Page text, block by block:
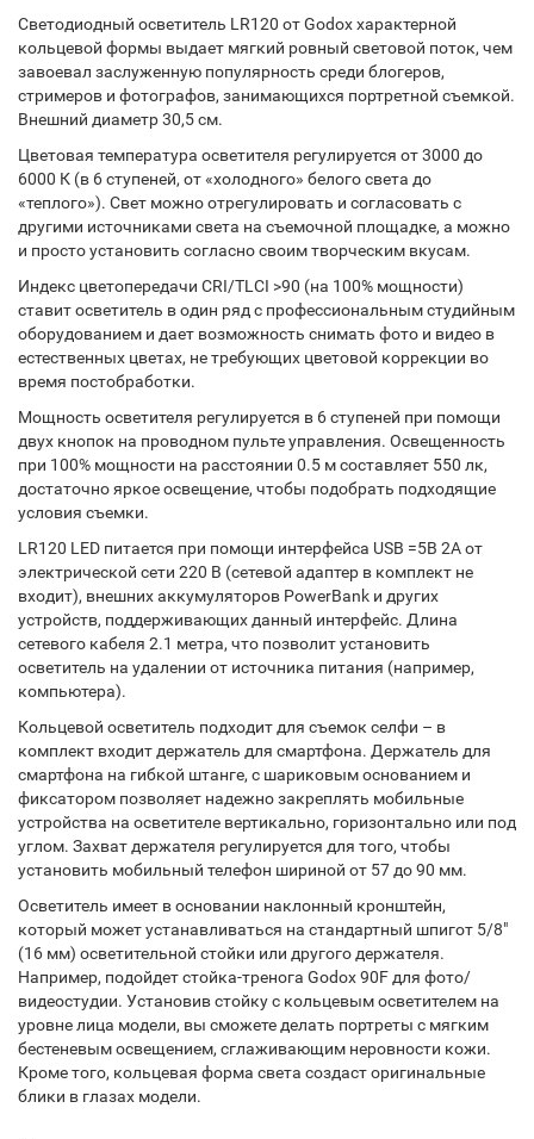
Светодиодный осветитель LR120 от Godox характерной
кольцевой формы выдает мягкий ровный световой поток, чем
завоевал заслуженную популярность среди блогеров,
стримеров и фотографов, занимающихся портретной съемкой.
Внешний диаметр 30,5 см.
Цветовая температура осветителя регулируется от 3000 до
6000 К (в 6 ступеней, от «холодного» белого света до
«теплого»). Свет можно отрегулировать и согласовать с
другими источниками света на съемочной площадке, а можно
и просто установить согласно своим творческим вкусам.
Индекс цветопередачи CRI/TLCI >90 (на 100% мощности)
ставит осветитель в один ряд с профессиональным студийным
оборудованием и дает возможность снимать фото и видео в
естественных цветах, не требующих цветовой коррекции во
время постобработки.
Мощность осветителя регулируется в 6 ступеней при помощи
двух кнопок на проводном пульте управления. Освещенность
при 100% мощности на расстоянии 0.5 м составляет 550 лк,
достаточно яркое освещение, чтобы подобрать подходящие
условия съемки.
LR120 LED питается при помощи интерфейса USB =5В 2A от
электрической сети 220 В (сетевой адаптер в комплект не
входит), внешних аккумуляторов PowerBank и других
устройств, поддерживающих данный интерфейс. Длина
сетевого кабеля 2.1 метра, что позволит установить
осветитель на удалении от источника питания (например,
компьютера).
Кольцевой осветитель подходит для съемок селфи – в
комплект входит держатель для смартфона. Держатель для
смартфона на гибкой штанге, с шариковым основанием и
фиксатором позволяет надежно закреплять мобильные
устройства на осветителе вертикально, горизонтально или под
углом. Захват держателя регулируется для того, чтобы
установить мобильный телефон шириной от 57 до 90 мм.
Осветитель имеет в основании наклонный кронштейн,
который может устанавливаться на стандартный шпигот 5/8"
(16 мм) осветительной стойки или другого держателя.
Например, подойдет стойка-тренога Godox 90F для фото/
видеостудии. Установив стойку с кольцевым осветителем на
уровне лица модели, вы сможете делать портреты с мягким
бестеневым освещением, сглаживающим неровности кожи.
Кроме того, кольцевая форма света создаст оригинальные
блики в глазах модели.